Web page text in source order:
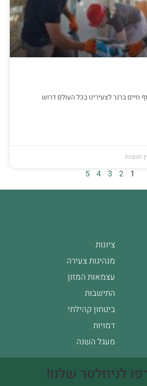
חיים ברנר לצעירינו בכל העולם דרוש
תגובות
1
2
3
4
5
ציונות
מנהיגות צעירה
עצמאות המזון
התישבות
ביטחון קהילתי
דמויות
מעגל השנה
לניוזלטר שלנו!